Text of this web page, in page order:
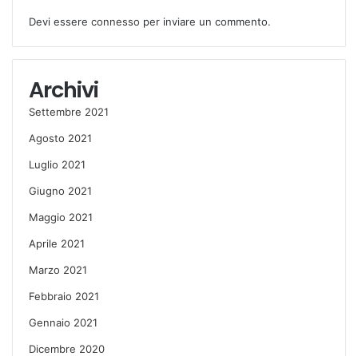
Devi essere connesso per inviare un commento.
Archivi
Settembre 2021
Agosto 2021
Luglio 2021
Giugno 2021
Maggio 2021
Aprile 2021
Marzo 2021
Febbraio 2021
Gennaio 2021
Dicembre 2020